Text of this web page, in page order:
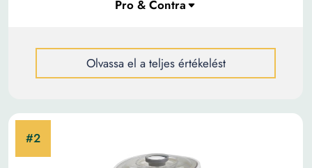
Olvassa el a teljes értékelést